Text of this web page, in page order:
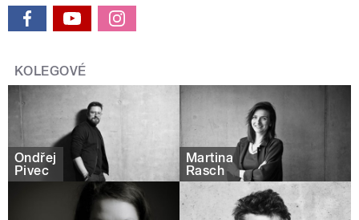
KOLEGOVÉ
Ondřej
Pivec
Martina
Rasch